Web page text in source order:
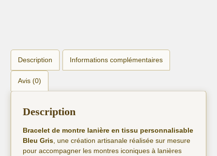
Description Informations complémentaires
Avis (0)
Description
Bracelet de montre lanière en tissu personnalisable
Bleu Gris , une création artisanale réalisée sur mesure
pour accompagner les montres iconiques à lanières